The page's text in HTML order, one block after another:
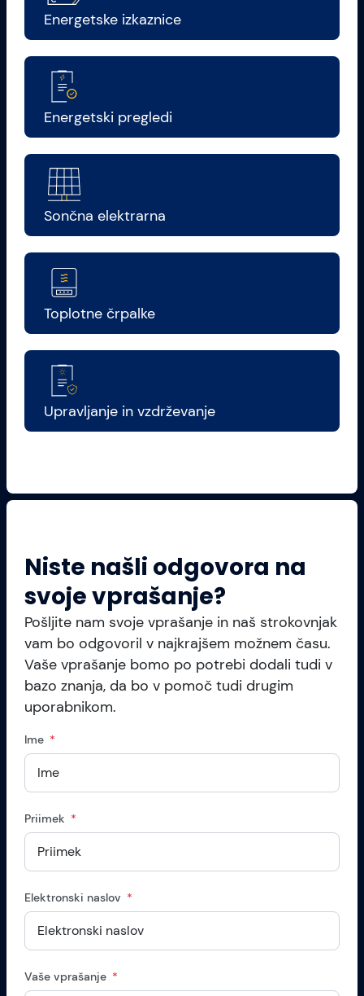
Energetske izkaznice
Energetski pregledi
Sončna elektrarna
Toplotne črpalke
Upravljanje in vzdrževanje
Niste našli odgovora na
svoje vprašanje?
Pošljite nam svoje vprašanje in naš strokovnjak
vam bo odgovoril v najkrajšem možnem času.
Vaše vprašanje bomo po potrebi dodali tudi v
bazo znanja, da bo v pomoč tudi drugim
uporabnikom.
Ime
Priimek
Elektronski naslov
Vaše vprašanje